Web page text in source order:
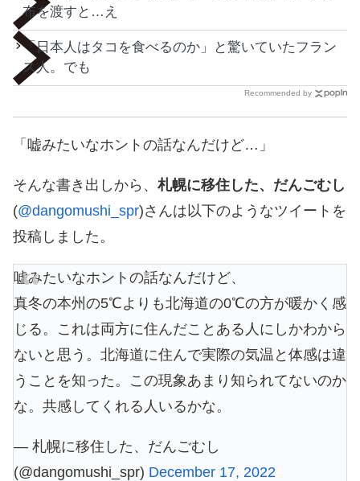
布を渡すと…え
「日本人はタコを食べるのか」と驚いていたフラン
ス人。でも
Recommended by
「嘘みたいなホントの話なんだけど…」
そんな書き出しから、 札幌に移住した、だんごむし
(@dangomushi_spr)さんは以下のようなツイートを
投稿しました。
嘘みたいなホントの話なんだけど、
真冬の本州の5℃よりも北海道の0℃の方が暖かく感
じる。これは両方に住んだことある人にしかわから
ないと思う。北海道に住んで実際の気温と体感は違
うことを知った。この現象あまり知られてないのか
な。共感してくれる人いるかな。
— 札幌に移住した、だんごむし
(@dangomushi_spr) December 17, 2022